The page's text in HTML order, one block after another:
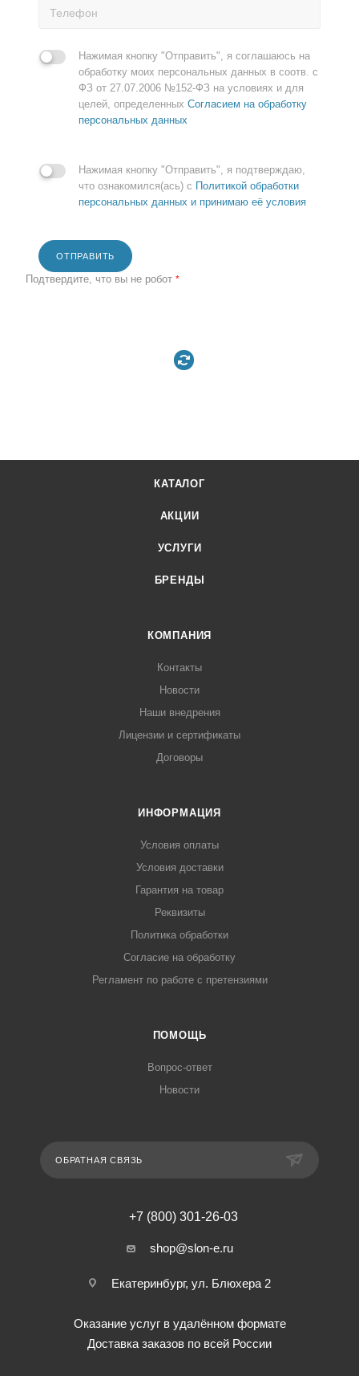
Нажимая кнопку "Отправить", я соглашаюсь на
обработку моих персональных данных в соотв. с
ФЗ от 27.07.2006 №152-ФЗ на условиях и для
целей, определенных Согласием на обработку
персональных данных
Нажимая кнопку "Отправить", я подтверждаю,
что ознакомился(ась) с Политикой обработки
персональных данных и принимаю её условия
ОТПРАВИТЬ
Подтвердите, что вы не робот *
КАТАЛОГ
АКЦИИ
УСЛУГИ
БРЕНДЫ
КОМПАНИЯ
Контакты
Новости
Наши внедрения
Лицензии и сертификаты
Договоры
ИНФОРМАЦИЯ
Условия оплаты
Условия доставки
Гарантия на товар
Реквизиты
Политика обработки
Согласие на обработку
Регламент по работе с претензиями
ПОМОЩЬ
Вопрос-ответ
Новости
ОБРАТНАЯ СВЯЗЬ
+7 (800) 301-26-03
shop@slon-e.ru
Екатеринбург, ул. Блюхера 2
Оказание услуг в удалённом формате
Доставка заказов по всей России